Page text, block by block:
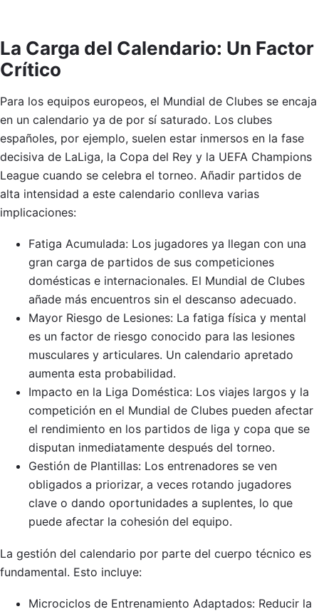
La Carga del Calendario: Un Factor
Crítico
Para los equipos europeos, el Mundial de Clubes se encaja
en un calendario ya de por sí saturado. Los clubes
españoles, por ejemplo, suelen estar inmersos en la fase
decisiva de LaLiga, la Copa del Rey y la UEFA Champions
League cuando se celebra el torneo. Añadir partidos de
alta intensidad a este calendario conlleva varias
implicaciones:
Fatiga Acumulada: Los jugadores ya llegan con una
gran carga de partidos de sus competiciones
domésticas e internacionales. El Mundial de Clubes
añade más encuentros sin el descanso adecuado.
Mayor Riesgo de Lesiones: La fatiga física y mental
es un factor de riesgo conocido para las lesiones
musculares y articulares. Un calendario apretado
aumenta esta probabilidad.
Impacto en la Liga Doméstica: Los viajes largos y la
competición en el Mundial de Clubes pueden afectar
el rendimiento en los partidos de liga y copa que se
disputan inmediatamente después del torneo.
Gestión de Plantillas: Los entrenadores se ven
obligados a priorizar, a veces rotando jugadores
clave o dando oportunidades a suplentes, lo que
puede afectar la cohesión del equipo.
La gestión del calendario por parte del cuerpo técnico es
fundamental. Esto incluye:
Microciclos de Entrenamiento Adaptados: Reducir la